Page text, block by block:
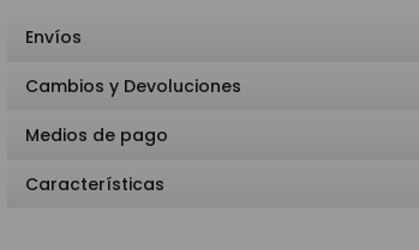
Envíos
Cambios y Devoluciones
Medios de pago
Características